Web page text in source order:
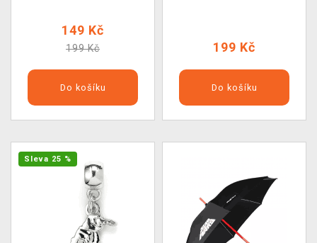
149 Kč
199 Kč
Do košíku
199 Kč
Do košíku
Sleva 25 %